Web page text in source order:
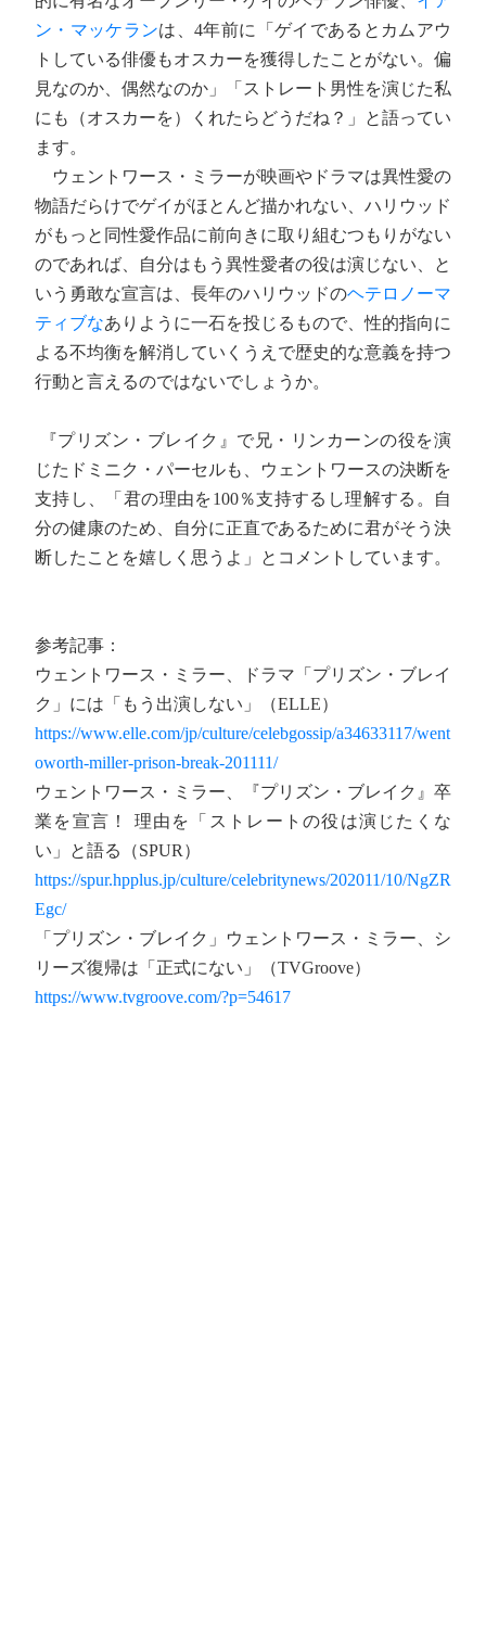
ン・マッケランは、4年前に「ゲイであるとカムアウ
トしている俳優もオスカーを獲得したことがない。偏
見なのか、偶然なのか」「ストレート男性を演じた私
にも（オスカーを）くれたらどうだね？」と語ってい
ます。
ウェントワース・ミラーが映画やドラマは異性愛の
物語だらけでゲイがほとんど描かれない、ハリウッド
がもっと同性愛作品に前向きに取り組むつもりがない
のであれば、自分はもう異性愛者の役は演じない、と
いう勇敢な宣言は、長年のハリウッドのヘテロノーマ
ティブなありように一石を投じるもので、性的指向に
よる不均衡を解消していくうえで歴史的な意義を持つ
行動と言えるのではないでしょうか。
『プリズン・ブレイク』で兄・リンカーンの役を演
じたドミニク・パーセルも、ウェントワースの決断を
支持し、「君の理由を100％支持するし理解する。自
分の健康のため、自分に正直であるために君がそう決
断したことを嬉しく思うよ」とコメントしています。
参考記事：
ウェントワース・ミラー、ドラマ「プリズン・ブレイ
ク」には「もう出演しない」（ELLE）
https://www.elle.com/jp/culture/celebgossip/a34633117/went
oworth-miller-prison-break-201111/
ウェントワース・ミラー、『プリズン・ブレイク』卒
業を宣言！ 理由を「ストレートの役は演じたくな
い」と語る（SPUR）
https://spur.hpplus.jp/culture/celebritynews/202011/10/NgZR
Egc/
「プリズン・ブレイク」ウェントワース・ミラー、シ
リーズ復帰は「正式にない」（TVGroove）
https://www.tvgroove.com/?p=54617